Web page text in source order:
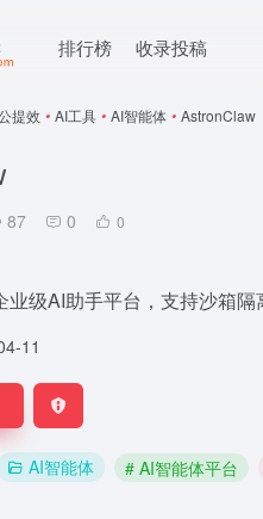
排行榜 收录投稿
提效 • AI工具 • AI智能体 • AstronClaw
87 0 0
级AI助手平台，支持沙箱
11
AI智能体 # AI智能体平台